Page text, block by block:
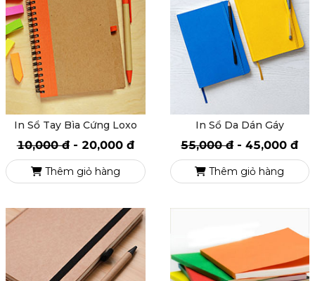
In Sổ Tay Bìa Cứng Loxo
10,000 đ - 20,000 đ
Thêm giỏ hàng
In Sổ Da Dán Gáy
55,000 đ -45,000 đ
Thêm giỏ hàng